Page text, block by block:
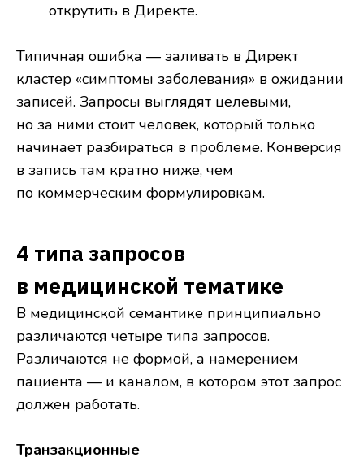
открутить в Директе.
Типичная ошибка — заливать в Директ
кластер «симптомы заболевания» в ожидании
записей. Запросы выглядят целевыми,
но за ними стоит человек, который только
начинает разбираться в проблеме. Конверсия
в запись там кратно ниже, чем
по коммерческим формулировкам.
4 типа запросов
в медицинской тематике
В медицинской семантике принципиально
различаются четыре типа запросов.
Различаются не формой, а намерением
пациента — и каналом, в котором этот запрос
должен работать.
Транзакционные